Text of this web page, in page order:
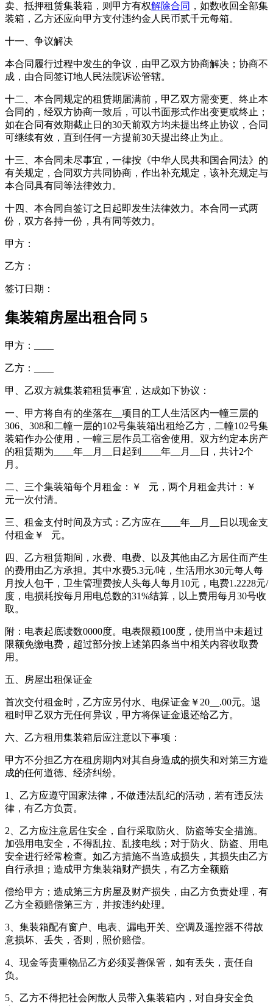
卖、抵押租赁集装箱，则甲方有权解除合同 ，如数收回全部集
装箱，乙方还应向甲方支付违约金人民币贰千元每箱。
十一、争议解决
本合同履行过程中发生的争议，由甲乙双方协商解决；协商不
成，由合同签订地人民法院诉讼管辖。
十二、本合同规定的租赁期届满前，甲乙双方需变更、终止本
合同的，经双方协商一致后，可以书面形式作出变更或终止；
如在合同有效期截止日的30天前双方均未提出终止协议，合同
可继续有效，直到任何一方提前30天提出终止为止。
十三、本合同未尽事宜，一律按《中华人民共和国合同法》的
有关规定，合同双方共同协商，作出补充规定，该补充规定与
本合同具有同等法律效力。
十四、本合同自签订之日起即发生法律效力。本合同一式两
份，双方各持一份，具有同等效力。
甲方：
乙方：
签订日期：
集装箱房屋出租合同 5
甲方：____
乙方：____
甲、乙双方就集装箱租赁事宜，达成如下协议：
一、甲方将自有的坐落在__项目的工人生活区内一幢三层的
306、308和二幢一层的102号集装箱出租给乙方，二幢102号集
装箱作办公使用，一幢三层作员工宿舍使用。双方约定本房产
的租赁期为____年__月__日起到____年__月__日，共计2个
月。
二、三个集装箱每个月租金：￥ 元，两个月租金共计：￥
元一次付清。
三、租金支付时间及方式：乙方应在____年__月__日以现金支
付租金￥ 元。
四、乙方租赁期间，水费、电费、以及其他由乙方居住而产生
的费用由乙方承担。其中水费5.3元/吨，生活用水30元每人每
月按人包干，卫生管理费按人头每人每月10元，电费1.2228元/
度，电损耗按每月用电总数的31%结算，以上费用每月30号收
取。
附：电表起底读数0000度。电表限额100度，使用当中未超过
限额免缴电费，超过部分按上述第四条当中相关内容收取费
用。
五、房屋出租保证金
首次交付租金时，乙方应另付水、电保证金￥20__.00元。退
租时甲乙双方无任何异议，甲方将保证金退还给乙方。
六、乙方租用集装箱后应注意以下事项：
甲方不分担乙方在租房期内对其自身造成的损失和对第三方造
成的任何道德、经济纠纷。
1、乙方应遵守国家法律，不做违法乱纪的活动，若有违反法
律，有乙方负责。
2、乙方应注意居住安全，自行采取防火、防盗等安全措施。
加强用电安全，不得乱拉、乱接电线；对于防火、防盗、用电
安全进行经常检查。如乙方措施不当造成损失，其损失由乙方
自行承担；造成甲方集装箱财产损失，有乙方全额赔
偿给甲方；造成第三方房屋及财产损失，由乙方负责处理，有
乙方全额赔偿第三方，并按违约处理。
3、集装箱配有窗户、电表、漏电开关、空调及遥控器不得故
意损坏、丢失，否则，照价赔偿。
4、现金等贵重物品乙方必须妥善保管，如有丢失，责任自
负。
5、乙方不得把社会闲散人员带入集装箱内，对自身安全负